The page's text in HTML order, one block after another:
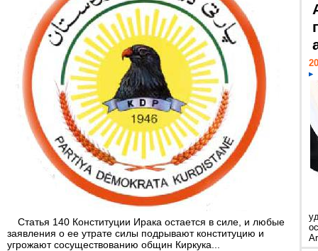
Статья 140 Конституции Ирака остается в силе, и любые
заявления о ее утрате силы подрывают конституцию и
угрожают сосуществованию общин Киркука...